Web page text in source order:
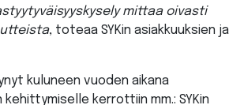
mittaa oivasti
, toteaa SYKin asiakkuuksien ja
kuluneen vuoden aikana
kerrottiin mm.: SYKin